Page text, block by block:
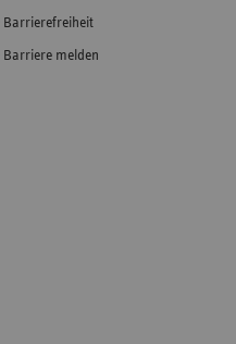
Barrierefreiheit
Barriere melden